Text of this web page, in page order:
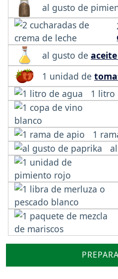
al gusto de
al gusto de
1 unidad de
1 litro
1